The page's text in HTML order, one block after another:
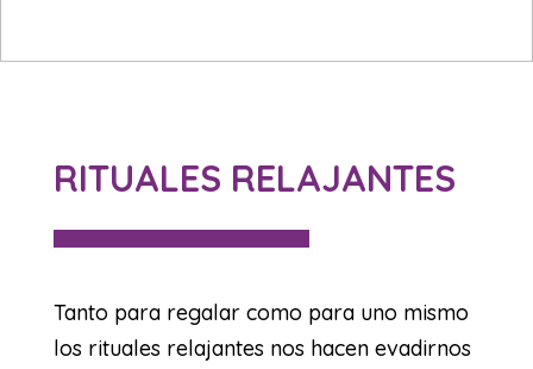
RITUALES RELAJANTES
Tanto para regalar como para uno mismo
los rituales relajantes nos hacen evadirnos